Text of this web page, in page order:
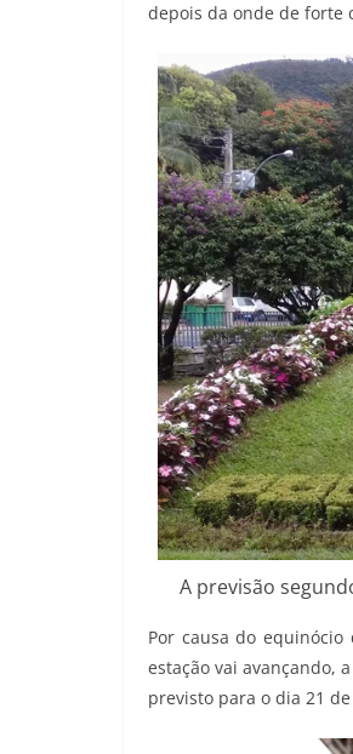
depois da onde de forte
A previsão
Por causa do
estação vai avançando,
previsto para o dia 21